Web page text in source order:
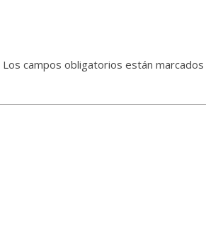
Los campos obligatorios están marcados